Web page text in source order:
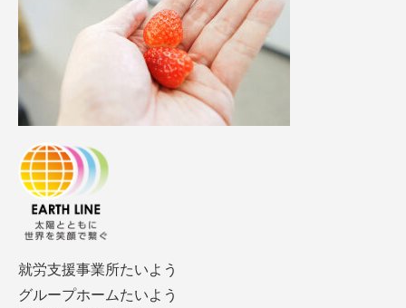
就労支援事業所たいよう
グループホームたいよう